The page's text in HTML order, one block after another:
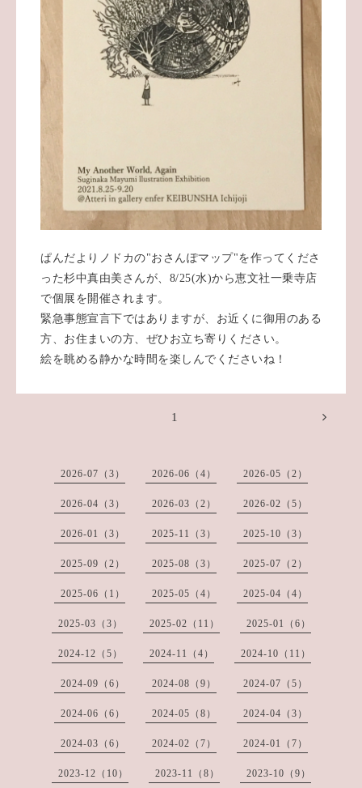
ぱんだよりノドカの"おさんぽマップ"を作ってくださ
った杉中真由美さんが、8/25(水)から恵文社一乗寺店
で個展を開催されます。
緊急事態宣言下ではありますが、お近くに御用のある
方、お住まいの方、ぜひお立ち寄りください。
絵を眺める静かな時間を楽しんでくださいね！
1
2026-07（3） 2026-06（4） 2026-05（2）
2026-04（3） 2026-03（2） 2026-02（5）
2026-01（3） 2025-11（3） 2025-10（3）
2025-09（2） 2025-08（3） 2025-07（2）
2025-06（1） 2025-05（4） 2025-04（4）
2025-03（3） 2025-02（11） 2025-01（6）
2024-12（5） 2024-11（4） 2024-10（11）
2024-09（6） 2024-08（9） 2024-07（5）
2024-06（6） 2024-05（8） 2024-04（3）
2024-03（6） 2024-02（7） 2024-01（7）
2023-12（10） 2023-11（8） 2023-10（9）